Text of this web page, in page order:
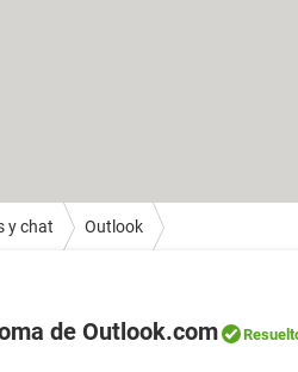
y chat Outlook
de Outlook.com